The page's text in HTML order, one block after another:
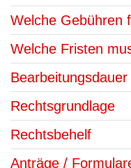
Welche Gebühren
Welche Fristen
Bearbeitungsdauer
Rechtsgrundlage
Rechtsbehelf
Anträge /